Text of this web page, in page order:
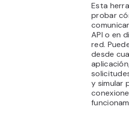
Esta
probar
API o en
red.
desde
y simular